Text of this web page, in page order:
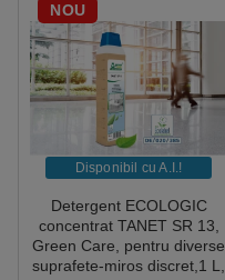
NOU
Disponibil cu A.I.​!
Detergent ECOLOGIC
concentrat TANET SR 13,
Green Care, pentru diverse
suprafete-miros discret,1 L,